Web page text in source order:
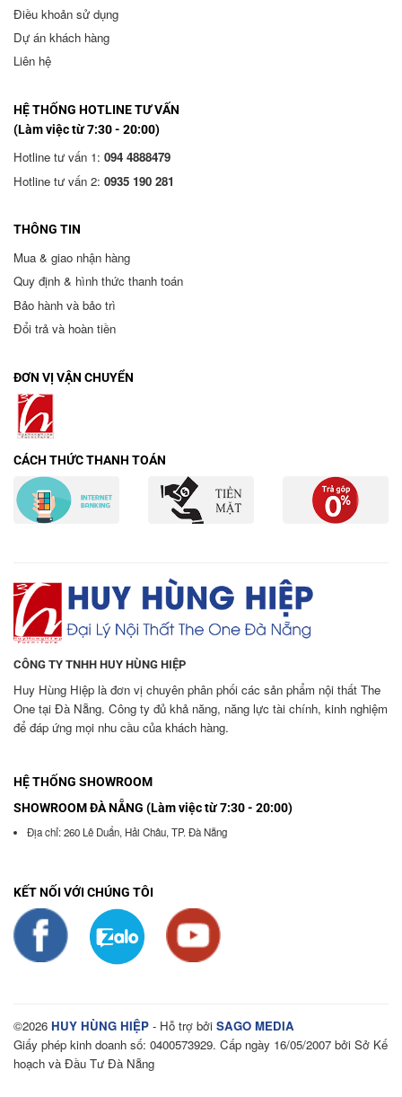
Điều khoản sử dụng
Dự án khách hàng
Liên hệ
HỆ THỐNG HOTLINE TƯ VẤN
(Làm việc từ 7:30 - 20:00)
Hotline tư vấn 1: 094 4888479
Hotline tư vấn 2: 0935 190 281
THÔNG TIN
Mua & giao nhận hàng
Quy định & hình thức thanh toán
Bảo hành và bảo trì
Đổi trả và hoàn tiền
ĐƠN VỊ VẬN CHUYỂN
CÁCH THỨC THANH TOÁN
CÔNG TY TNHH HUY HÙNG HIỆP
Huy Hùng Hiệp là đơn vị chuyên phân phối các sản phẩm nội thất The
One tại Đà Nẵng. Công ty đủ khả năng, năng lực tài chính, kinh nghiệm
để đáp ứng mọi nhu cầu của khách hàng.
HỆ THỐNG SHOWROOM
SHOWROOM ĐÀ NẴNG (Làm việc từ 7:30 - 20:00)
Địa chỉ: 260 Lê Duẩn, Hải Châu, TP. Đà Nẵng
KẾT NỐI VỚI CHÚNG TÔI
©2026 HUY HÙNG HIỆP - Hỗ trợ bởi SAGO MEDIA
Giấy phép kinh doanh số: 0400573929. Cấp ngày 16/05/2007 bởi Sở Kế
hoạch và Đầu Tư Đà Nẵng